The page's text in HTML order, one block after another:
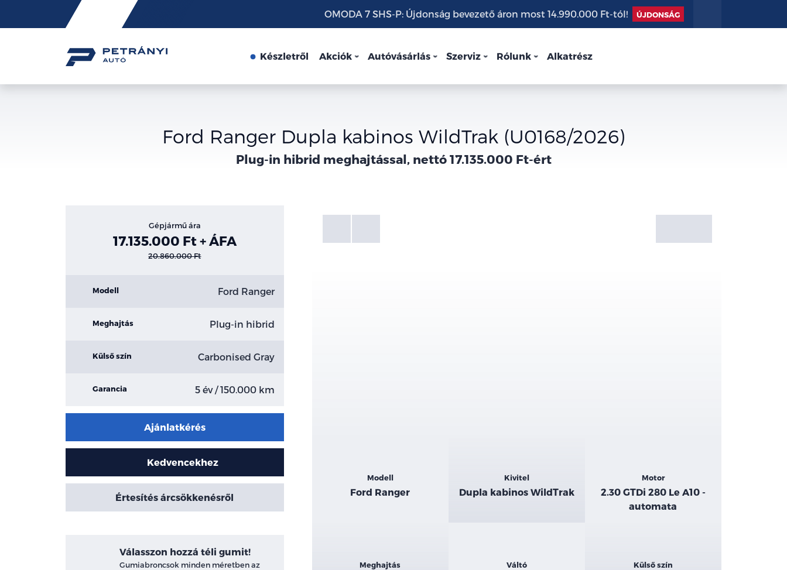
Friss
hírek
OMODA 7 SHS-P: Újdonság bevezető áron most 14.990.000 Ft-tól! ÚJDONSÁG
Készletről Akciók Autóvásárlás Szerviz Rólunk Alkatrész
Ford Ranger Dupla kabinos WildTrak (U0168/2026)
Plug-in hibrid meghajtással, nettó 17.135.000 Ft-ért
Gépjármű ára
17.135.000 Ft + ÁFA
20.860.000 Ft
Modell Ford Ranger
Meghajtás Plug-in hibrid
Külső szín Carbonised Gray
Garancia 5 év / 150.000 km
Ajánlatkérés
Kedvencekhez
Értesítés árcsökkenésről
Válasszon hozzá téli gumit!
Gumiabroncsok minden méretben az
Galéria
Kiemelt
adatok
Modell
Ford Ranger
Kivitel
Dupla kabinos WildTrak
Motor
2.30 GTDi 280 Le A10 -
automata
Meghajtás Váltó Külső szín